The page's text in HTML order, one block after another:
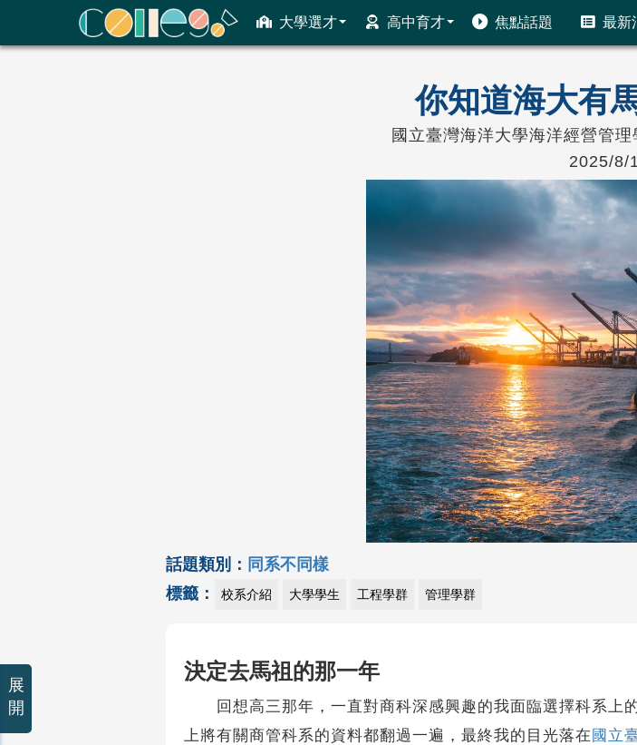
大學選才 高中育才 焦點話題 最新
ColleGo! 大學選才與高中育才輔助系統
你知道海大有
國立臺灣海洋大學海洋經營管
2025/8/
話題類別： 同系不同樣
標籤：
校系介紹 大學學生 工程學群 管理學群
決定去馬祖的那一年
回想高三那年，一直對商科深感興趣的我面臨選擇科系上
上將有關商管科系的資料都翻過一遍，最終我的目光落在 國立
展
開